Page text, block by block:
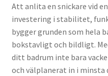
Att anlita en snickare vid
investering i stabilitet,
bygger grunden som hela
bokstavligt och bildligt.
ditt badrum inte bara
och välplanerat in i minsta